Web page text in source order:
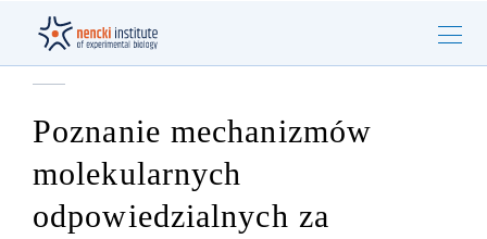
Poznanie mechanizmów
molekularnych
odpowiedzialnych za